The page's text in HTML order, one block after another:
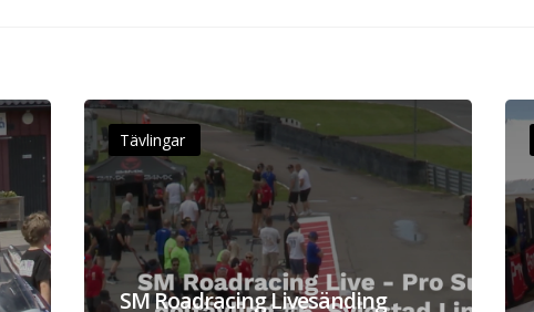
Tävlingar
SM Roadracing Livesänding